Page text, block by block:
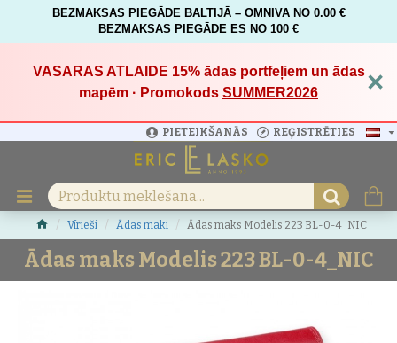
BEZMAKSAS PIEGĀDE BALTIJĀ – OMNIVA NO 0.00 €
BEZMAKSAS PIEGĀDE ES NO 100 €
VASARAS ATLAIDE 15%ādas portfeļiem un ādas
mapēm · Promokods SUMMER2026 ×
PIETEIKŠANĀS REĢISTRĒTIES
Vīrieši Ādas maki Ādas maks Modelis 223 BL-0-4_NIC
Ādas maks Modelis 223 BL-0-4_NIC